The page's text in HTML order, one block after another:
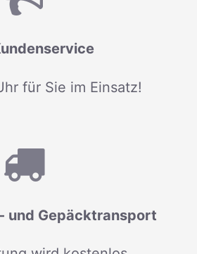
für Sie im Einsatz!
und Gepäcktransport